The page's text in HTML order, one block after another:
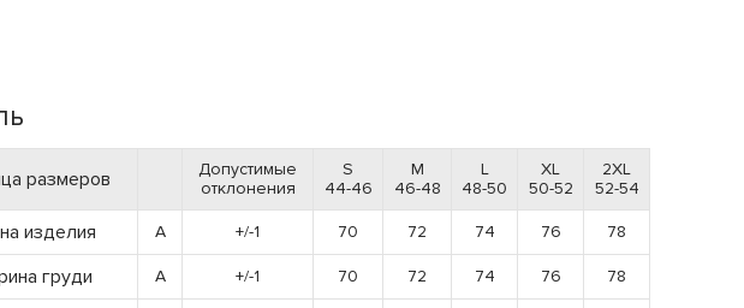
размеров
Допустимые
отклонения
S
44-46
M
46-48
L
48-50
XL
50-52
2XL
52-54
изделия A +/-1 70 72 74 76 78
груди A +/-1 70 72 74 76 78